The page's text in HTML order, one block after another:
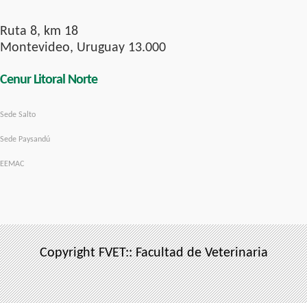
Ruta 8, km 18
Montevideo, Uruguay 13.000
Cenur Litoral Norte
Sede Salto
Sede Paysandú
EEMAC
Copyright FVET:: Facultad de Veterinaria